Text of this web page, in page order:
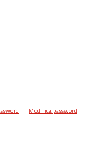
Modifica password